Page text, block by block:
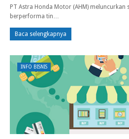
PT Astra Honda Motor (AHM)
berperforma tin…
Baca selengkapnya
INFO BISNIS